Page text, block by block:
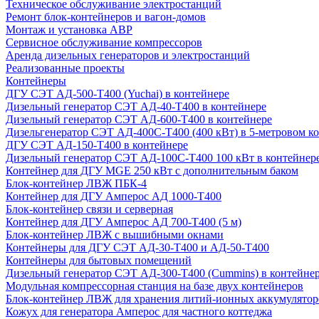
Техническое обслуживание электростанций
Ремонт блок-контейнеров и вагон-домов
Монтаж и установка АВР
Сервисное обслуживание компрессоров
Аренда дизельных генераторов и электростанций
Реализованные проекты
Контейнеры
ДГУ СЭТ АД-500-Т400 (Yuchai) в контейнере
Дизельный генератор СЭТ АД-40-Т400 в контейнере
Дизельный генератор СЭТ АД-600-Т400 в контейнере
Дизельгенератор СЭТ АД-400С-Т400 (400 кВт) в 5-метровом
ДГУ СЭТ АД-150-Т400 в контейнере
Дизельный генератор СЭТ АД-100С-Т400 100 кВт в
Контейнер для ДГУ MGE 250 кВт с дополнительным баком
Блок-контейнер ЛВЖ ПБК-4
Контейнер для ДГУ Амперос АД 1000-Т400
Блок-контейнер связи и серверная
Контейнер для ДГУ Амперос АД 700-Т400 (5 м)
Блок-контейнер ЛВЖ с вышибными окнами
Контейнеры для ДГУ СЭТ АД-30-Т400 и АД-50-Т400
Контейнеры для бытовых помещений
Дизельный генератор СЭТ АД-300-Т400 (Cummins) в
Модульная компрессорная станция на базе двух контейнеров
Блок-контейнер ЛВЖ для хранения литий-ионных
Кожух для генератора Амперос для частного коттеджа